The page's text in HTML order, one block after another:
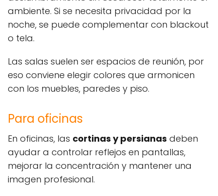
ambiente. Si se necesita privacidad por la
noche, se puede complementar con blackout
o tela.
Las salas suelen ser espacios de reunión, por
eso conviene elegir colores que armonicen
con los muebles, paredes y piso.
Para oficinas
En oficinas, las cortinas y persianas deben
ayudar a controlar reflejos en pantallas,
mejorar la concentración y mantener una
imagen profesional.